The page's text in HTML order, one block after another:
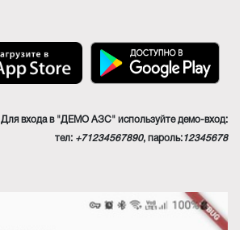
Для входа в "ДЕМО АЗС" используйте демо-вход:
тел: +71234567890, пароль:12345678